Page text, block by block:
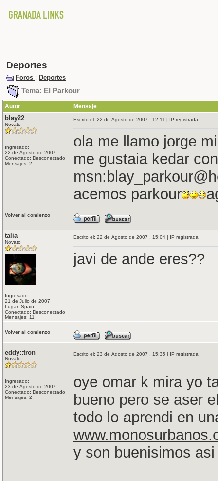
Deportes
Foros : Deportes
Tema: El Parkour
Autor Mensaje
blay22
Novato
Ingresado:
22 de Agosto de 2007
Conectado: Desconectado
Mensajes: 2
Escrito el: 22 de Agosto de 2007 , 12:11 | IP registrada
ola me llamo jorge
me gustaia kedar
acemos parkour
Volver al comienzo
talia
Novato
Ingresado:
21 de Julio de 2007
Lugar: Spain
Conectado: Desconectado
Mensajes: 11
Escrito el: 22 de Agosto de 2007 , 15:04 | IP registrada
javi de ande eres??
Volver al comienzo
eddy::tron
Novato
Ingresado:
23 de Agosto de 2007
Conectado: Desconectado
Mensajes: 2
Escrito el: 23 de Agosto de 2007 , 15:35 | IP registrada
oye omar k mira yo
bueno pero se aser
todo lo aprendi en
y son buenisimos